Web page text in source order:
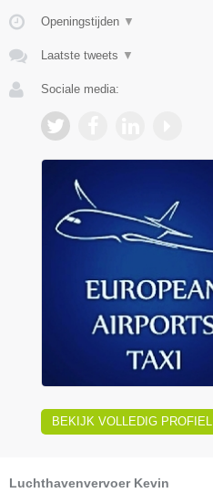
Openingstijden ▼
Laatste tweets ▼
Sociale media:
BEKIJK VOLLEDIG PROFIEL
Luchthavenvervoer Kevin